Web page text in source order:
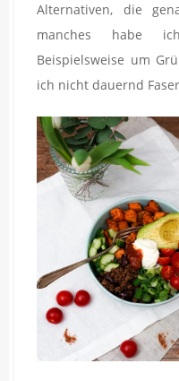
Alternativen, die
manches habe
Beispielsweise um
ich nicht dauernd